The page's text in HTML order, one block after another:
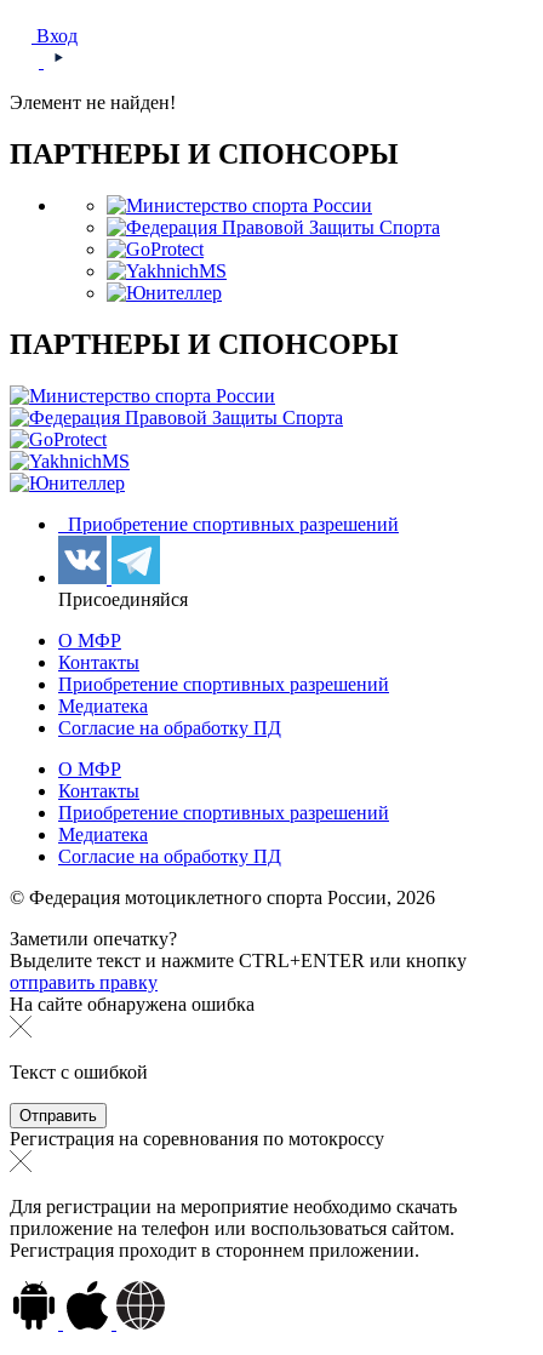
Вход
Элемент не найден!
ПАРТНЕРЫ И СПОНСОРЫ
ПАРТНЕРЫ И СПОНСОРЫ
Приобретение спортивных разрешений
Присоединяйся
О МФР
Контакты
Приобретение спортивных разрешений
Медиатека
Согласие на обработку ПД
О МФР
Контакты
Приобретение спортивных разрешений
Медиатека
Согласие на обработку ПД
© Федерация мотоциклетного спорта России, 2026
Заметили опечатку?
Выделите текст и нажмите CTRL+ENTER или кнопку
отправить правку
На сайте обнаружена ошибка
Текст с ошибкой
Регистрация на соревнования по мотокроссу
Для регистрации на мероприятие необходимо скачать
приложение на телефон или воспользоваться сайтом.
Регистрация проходит в стороннем приложении.